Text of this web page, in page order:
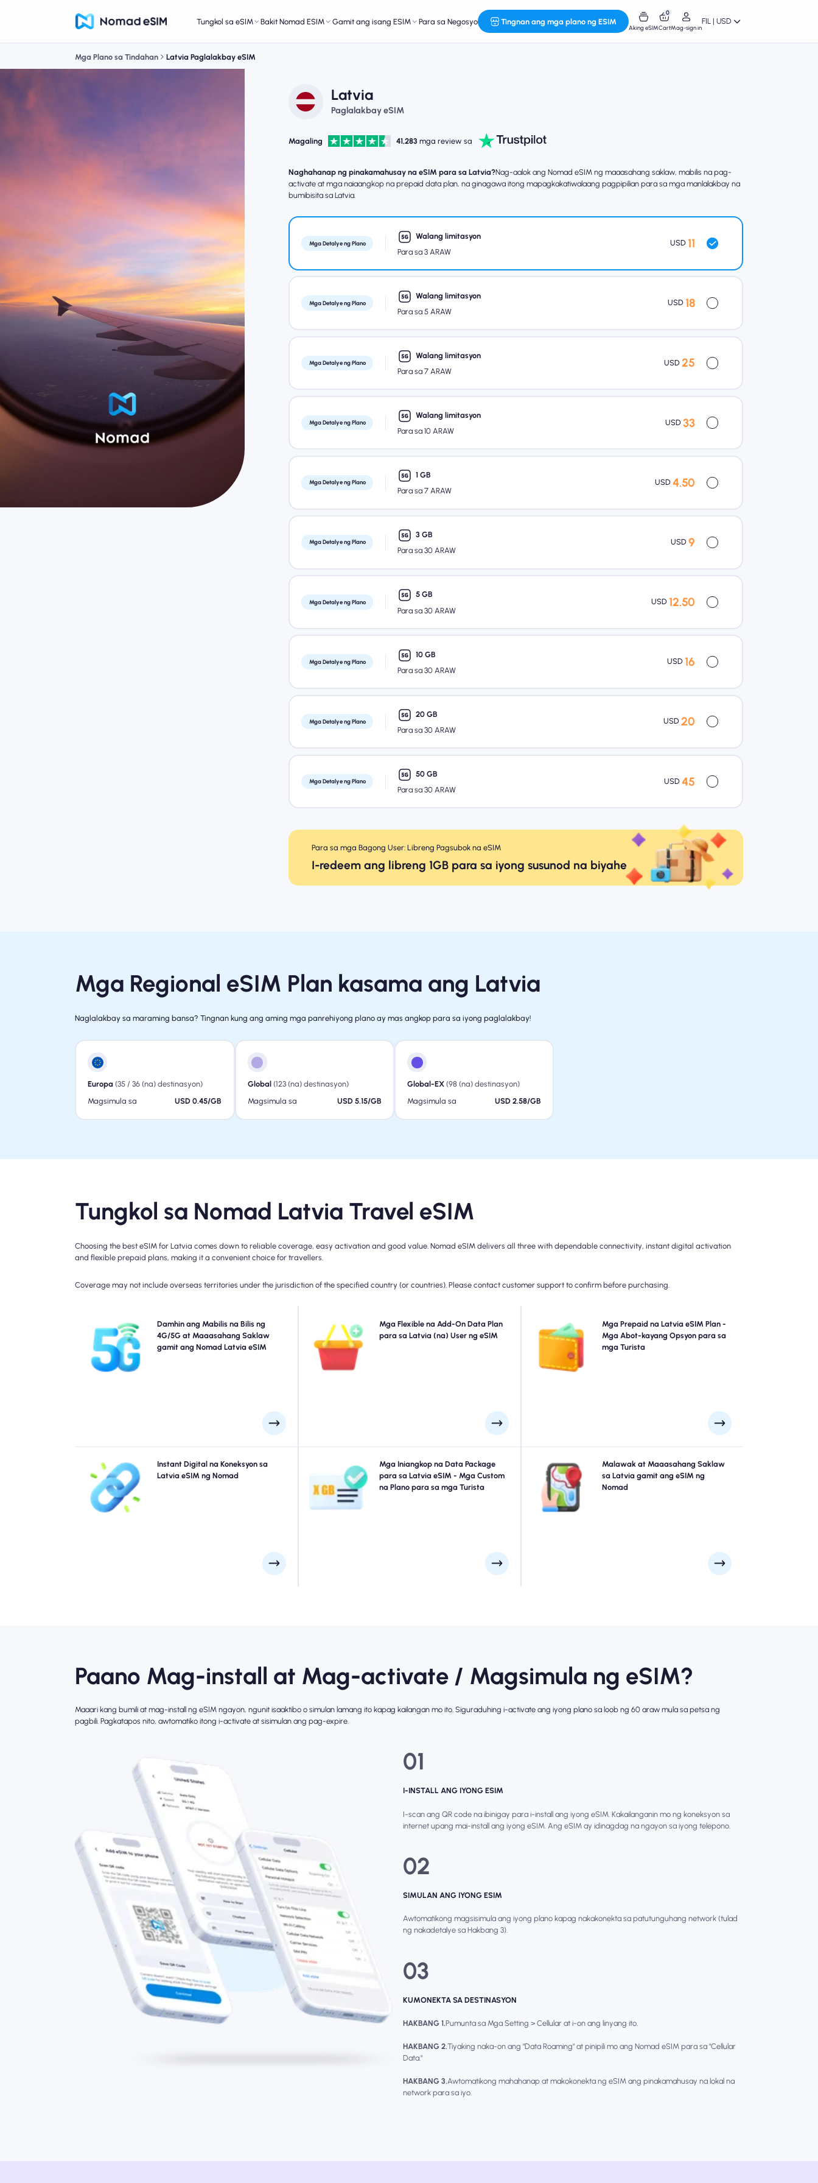
Tungkol sa eSIM Bakit Nomad ESIM Gamit ang isang ESIM Para sa Negosyo Tingnan ang mga plano ng ESIM
Aking eSIM
0
CartMag-sign in
FIL | USD
Mga Plano sa Tindahan Latvia Paglalakbay eSIM
Latvia
Paglalakbay eSIM
Magaling 41,283 mga review sa
Naghahanap ng pinakamahusay na eSIM para sa Latvia?Nag-aalok ang Nomad eSIM ng maaasahang saklaw, mabilis na pag-
activate at mga naiaangkop na prepaid data plan, na ginagawa itong mapagkakatiwalaang pagpipilian para sa mga manlalakbay na
bumibisita sa Latvia.
Mga Detalye ng Plano
Walang limitasyon
Para sa 3 ARAW
USD 11
Mga Detalye ng Plano
Walang limitasyon
Para sa 5 ARAW
USD 18
Mga Detalye ng Plano
Walang limitasyon
Para sa 7 ARAW
USD 25
Mga Detalye ng Plano
Walang limitasyon
Para sa 10 ARAW
USD 33
Mga Detalye ng Plano
1 GB
Para sa 7 ARAW
USD 4.50
Mga Detalye ng Plano
3 GB
Para sa 30 ARAW
USD 9
Mga Detalye ng Plano
5 GB
Para sa 30 ARAW
USD 12.50
Mga Detalye ng Plano
10 GB
Para sa 30 ARAW
USD 16
Mga Detalye ng Plano
20 GB
Para sa 30 ARAW
USD 20
Mga Detalye ng Plano
50 GB
Para sa 30 ARAW
USD 45
Para sa mga Bagong User: Libreng Pagsubok na eSIM
I-redeem ang libreng 1GB para sa iyong susunod na biyahe
Mga Regional eSIM Plan kasama ang Latvia
Naglalakbay sa maraming bansa? Tingnan kung ang aming mga panrehiyong plano ay mas angkop para sa iyong paglalakbay!
Europa (35 / 36 (na) destinasyon)
Magsimula sa
USD 0.45/GB
Global(123 (na) destinasyon)
Magsimula sa
USD 5.15/GB
Global-EX (98 (na) destinasyon)
Magsimula sa
USD 2.58/GB
Tungkol sa Nomad Latvia Travel eSIM
Choosing the best eSIM for Latvia comes down to reliable coverage, easy activation and good value. Nomad eSIM delivers all three with dependable connectivity, instant digital activation
and flexible prepaid plans, making it a convenient choice for travellers.
Coverage may not include overseas territories under the jurisdiction of the specified country (or countries). Please contact customer support to confirm before purchasing.
Damhin ang Mabilis na Bilis ng
4G/5G at Maaasahang Saklaw
gamit ang Nomad Latvia eSIM
Damhin ang napakabilis na 5G, 4G na koneksyon gamit
ang Latvia Travel eSIM ng Nomad. Pakisuri ang mga
detalye ng iyong plano para sa partikular na
kakayahang magamit at bilis ng network, dahil
maaaring mag-iba ang saklaw ayon sa lokasyon at
Mga Flexible na Add-On Data Plan
para sa Latvia (na) User ng eSIM
Kailangan ng higit pang data o pagpapalawak ng
iyong plano? Bumili lang ng add-on sa iyong Latvia
eSIM para patuloy na ma-enjoy ang tuluy-tuloy na
koneksyon sa 5G/4G. Kapag nag-expire ang iyong
paunang plano, awtomatikong mag-a-activate ang
Mga Prepaid na Latvia eSIM Plan -
Mga Abot-kayang Opsyon para sa
mga Turista
Piliin ang aming mga prepaid na Latvia eSIM plan para
sa walang problemang koneksyon sa 4G/5G sa buong .
Magbayad nang maaga upang maiwasan ang mga
sorpresa sa pagsingil pagkatapos ng paglalakbay at
mapanatili ang kumpletong kontrol sa iyong paggamit
Instant Digital na Koneksyon sa
Latvia eSIM ng Nomad
Laktawan ang mga pila at kalimutan ang mga pisikal na
SIM. I-activate kaagad ang iyong Nomad Latvia eSIM
mula sa iyong device para sa mabilis na koneksyon sa
4G/5G. Mag-online sa sandaling dumating ka sa airport
nang walang anumang abala o pagkaantala.
Mga Iniangkop na Data Package
para sa Latvia eSIM - Mga Custom
na Plano para sa mga Turista
Naglalakbay sa Riga, Cesis, Sigulda o saanman sa
Latvia? Pumili mula sa aming Latvia eSIM data
packages na idinisenyo upang umangkop sa bawat
pangangailangan, na may tuluy-tuloy na koneksyon sa
Malawak at Maaasahang Saklaw
sa Latvia gamit ang eSIM ng
Nomad
I-explore ang Latvia nang may kumpiyansa gamit ang
Latvia eSIM ng Nomad, na nag-aalok ng maaasahang
4G/5G coverage mula sa mga pangunahing lungsod
tulad ng Riga, Cesis, Sigulda hanggang sa malalayong
magagandang lugar. Manatiling konektado kahit saan
Paano Mag-install at Mag-activate / Magsimula ng eSIM?
Maaari kang bumili at mag-install ng eSIM ngayon, ngunit isaaktibo o simulan lamang ito kapag kailangan mo ito. Siguraduhing i-activate ang iyong plano sa loob ng 60 araw mula sa petsa ng
pagbili. Pagkatapos nito, awtomatiko itong i-activate at sisimulan ang pag-expire.
01
I-INSTALL ANG IYONG ESIM
I-scan ang QR code na ibinigay para i-install ang iyong eSIM. Kakailanganin mo ng koneksyon sa
internet upang mai-install ang iyong eSIM. Ang eSIM ay idinagdag na ngayon sa iyong telepono.
02
SIMULAN ANG IYONG ESIM
Awtomatikong magsisimula ang iyong plano kapag nakakonekta sa patutunguhang network (tulad
ng nakadetalye sa Hakbang 3).
03
KUMONEKTA SA DESTINASYON
HAKBANG 1.Pumunta sa Mga Setting > Cellular at i-on ang linyang ito.
HAKBANG 2.Tiyaking naka-on ang "Data Roaming" at pinipili mo ang Nomad eSIM para sa "Cellular
Data."
HAKBANG 3.Awtomatikong mahahanap at makokonekta ng eSIM ang pinakamahusay na lokal na
network para sa iyo.